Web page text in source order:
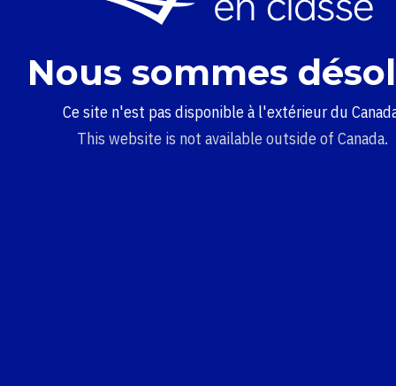
Nous sommes
Ce site n'est pas disponible à l'extérieur du
This website is not available outside of Canada.